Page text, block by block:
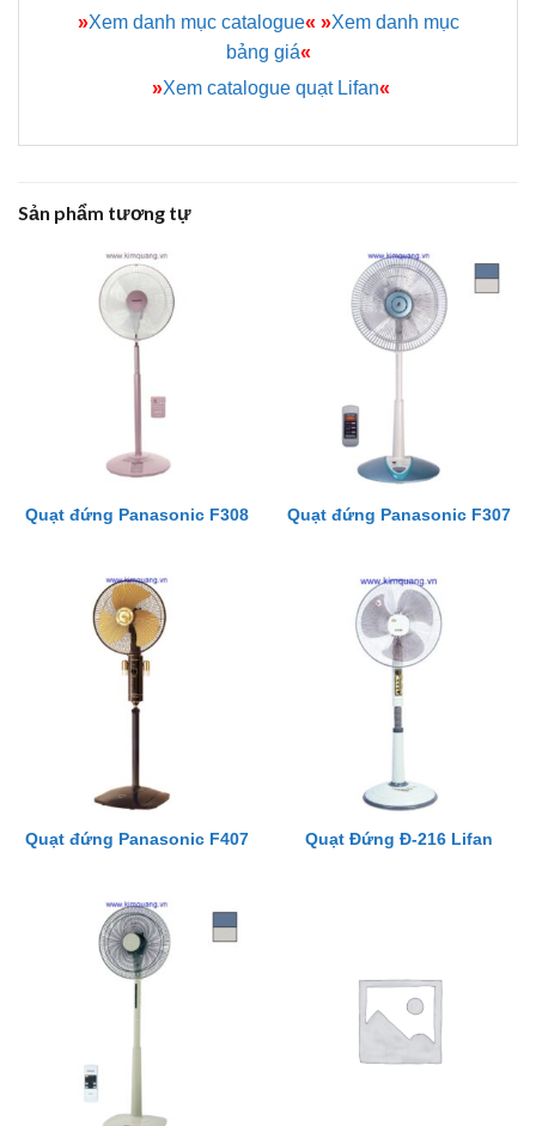
»Xem danh mục catalogue« »Xem danh mục
bảng giá«
»Xem catalogue quạt Lifan«
Sản phẩm tương tự
Quạt đứng Panasonic F308 Quạt đứng Panasonic F307
Quạt đứng Panasonic F407 Quạt Đứng Đ-216 Lifan